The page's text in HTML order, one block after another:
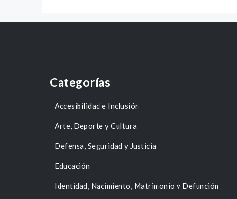
Categorías
Accesibilidad e Inclusión
Arte, Deporte y Cultura
Defensa, Seguridad y Justicia
Educación
Identidad, Nacimiento, Matrimonio y Defunción